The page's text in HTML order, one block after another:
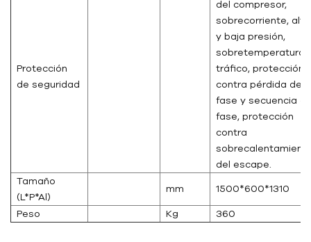
Protección
de seguridad
del compresor,
sobrecorriente, alta
y baja presión,
sobretemperatura,
tráfico, protección
contra pérdida de
fase y secuencia
fase, protección
contra
del escape.
Tamaño
(L*P*Al)
mm 1500*600*1310
Peso Kg 360